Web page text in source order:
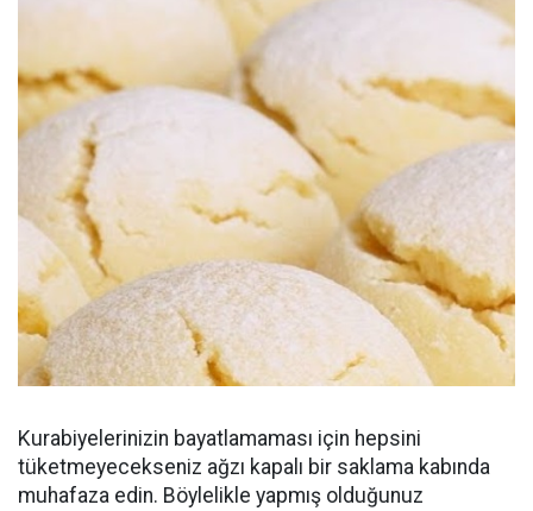
Kurabiyelerinizin bayatlamaması için hepsini
tüketmeyecekseniz ağzı kapalı bir saklama kabında
muhafaza edin. Böylelikle yapmış olduğunuz